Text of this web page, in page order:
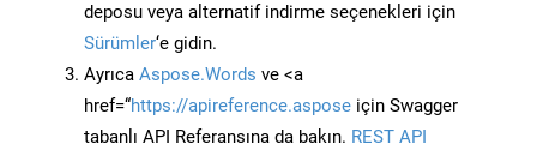
deposu veya alternatif indirme seçenekleri için
Sürümler‘e gidin.
Ayrıca Aspose.Words ve <a
href=“https://apireference.aspose için Swagger
tabanlı API Referansına da bakın. REST API